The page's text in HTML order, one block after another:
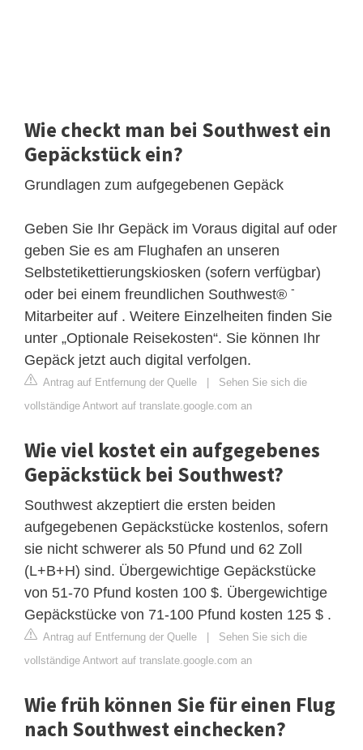
Wie checkt man bei Southwest ein
Gepäckstück ein?
Grundlagen zum aufgegebenen Gepäck
Geben Sie Ihr Gepäck im Voraus digital auf oder
geben Sie es am Flughafen an unseren
Selbstetikettierungskiosken (sofern verfügbar)
oder bei einem freundlichen Southwest® -
Mitarbeiter auf . Weitere Einzelheiten finden Sie
unter „Optionale Reisekosten“. Sie können Ihr
Gepäck jetzt auch digital verfolgen.
Antrag auf Entfernung der Quelle | Sehen Sie sich die
vollständige Antwort auf translate.google.com an
Wie viel kostet ein aufgegebenes
Gepäckstück bei Southwest?
Southwest akzeptiert die ersten beiden
aufgegebenen Gepäckstücke kostenlos, sofern
sie nicht schwerer als 50 Pfund und 62 Zoll
(L+B+H) sind. Übergewichtige Gepäckstücke
von 51-70 Pfund kosten 100 $. Übergewichtige
Gepäckstücke von 71-100 Pfund kosten 125 $ .
Antrag auf Entfernung der Quelle | Sehen Sie sich die
vollständige Antwort auf translate.google.com an
Wie früh können Sie für einen Flug
nach Southwest einchecken?